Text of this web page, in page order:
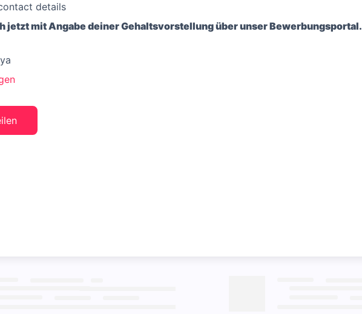
details
jetzt mit Angabe deiner Gehaltsvorstellung über unser Bewerbungsportal.